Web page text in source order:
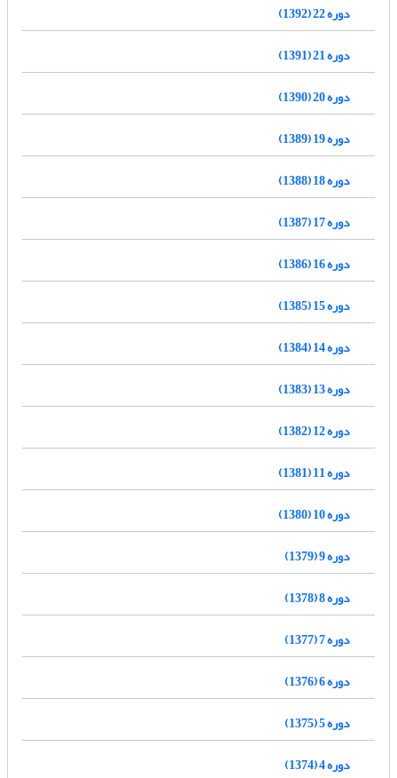
دوره 22 (1392)
دوره 21 (1391)
دوره 20 (1390)
دوره 19 (1389)
دوره 18 (1388)
دوره 17 (1387)
دوره 16 (1386)
دوره 15 (1385)
دوره 14 (1384)
دوره 13 (1383)
دوره 12 (1382)
دوره 11 (1381)
دوره 10 (1380)
دوره 9 (1379)
دوره 8 (1378)
دوره 7 (1377)
دوره 6 (1376)
دوره 5 (1375)
دوره 4 (1374)